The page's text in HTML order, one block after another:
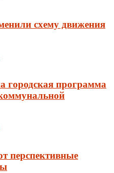
схему движения
городская программа
перспективные